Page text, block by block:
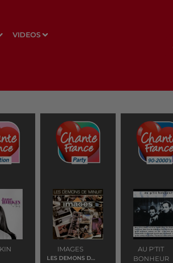
VIDEOS
IMAGES
LES DEMONS DE
AU P'TIT
BONHEUR